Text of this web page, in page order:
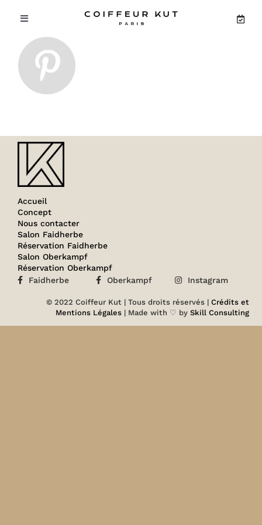
Toggle
Navigation
ACCUEIL
CONCEPT
SALON OBERKAMPF
PRODUITS
Accueil
Concept
Nous contacter
Salon Faidherbe
Réservation Faidherbe
Salon Oberkampf
Réservation Oberkampf
Faidherbe
Oberkampf Instagram
© 2022 Coiffeur Kut | Tous droits réservés | Crédits et
Mentions Légales| Made with ♡ by Skill Consulting